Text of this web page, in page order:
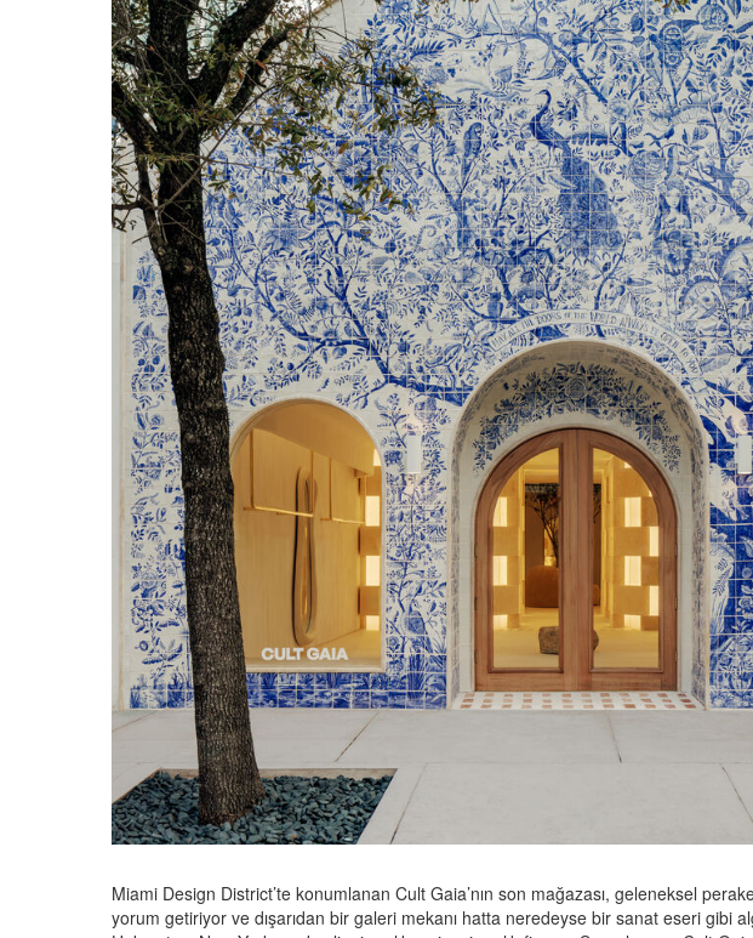
Miami Design District’te konumlanan Cult Gaia’nın son mağazası, geleneksel
yorum getiriyor ve dışarıdan bir galeri mekanı hatta neredeyse bir sanat eseri gibi